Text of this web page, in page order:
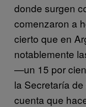
donde surgen
comenzaron a
cierto que en
notablemente
—un 15 por
la Secretaría
cuenta que